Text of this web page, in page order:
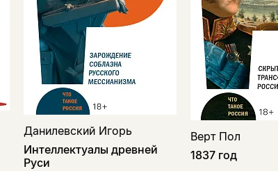
Данилевский Игорь
Интеллектуалы древней
Руси
Верт Пол
1837 год